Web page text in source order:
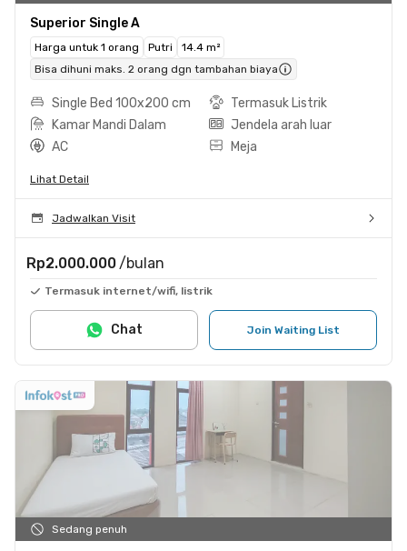
Superior Single A
Harga untuk 1 orang Putri
14.4 m²
Bisa dihuni maks. 2 orang dgn tambahan biaya
Single Bed 100x200 cm
Termasuk Listrik
Kamar Mandi Dalam
Jendela arah luar
AC
Meja
Lihat Detail
Jadwalkan Visit
Rp2.000.000 /bulan
Termasuk internet/wifi, listrik
Join Waiting List
Chat
Sedang penuh